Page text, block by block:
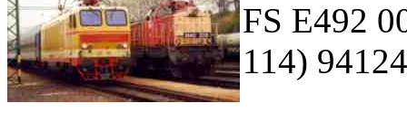
FS E492
114)